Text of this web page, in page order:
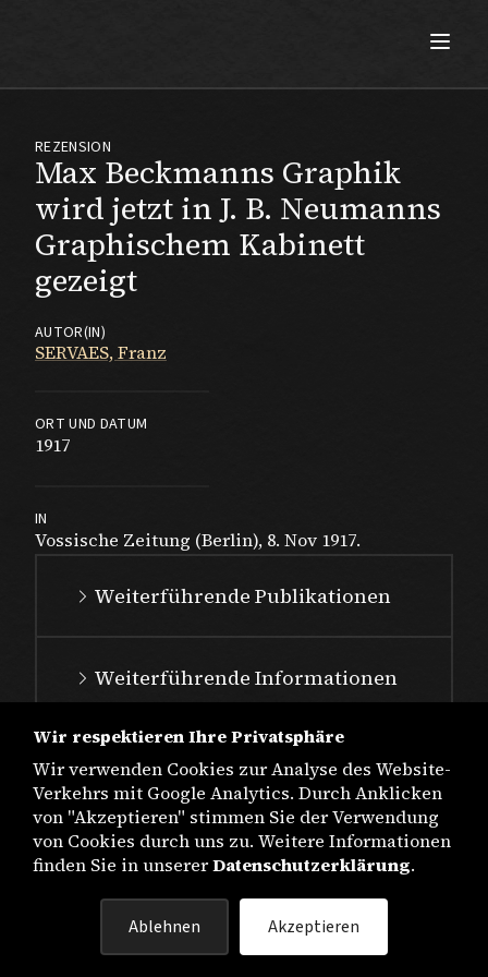
Max Beckmanns Gra­phik
wird jetzt in J. B. Neumanns
Graphischem Kabinett
gezeigt
REZENSION
AUTOR(IN)
SERVAES, Franz
ORT UND DATUM
1917
IN
Vossische Zeitung (Berlin), 8. Nov 1917.
Weiterführende Publikationen
Weiterführende Informationen
DATENSCHUTZ
Wir respektieren Ihre Privatsphäre
Wir verwenden Cookies zur Analyse des Website-
Verkehrs mit Google Analytics. Durch Anklicken
von "Akzeptieren" stimmen Sie der Verwendung
von Cookies durch uns zu. Weitere Informationen
finden Sie in unsererDatenschutzerklärung.
Ablehnen Akzeptieren